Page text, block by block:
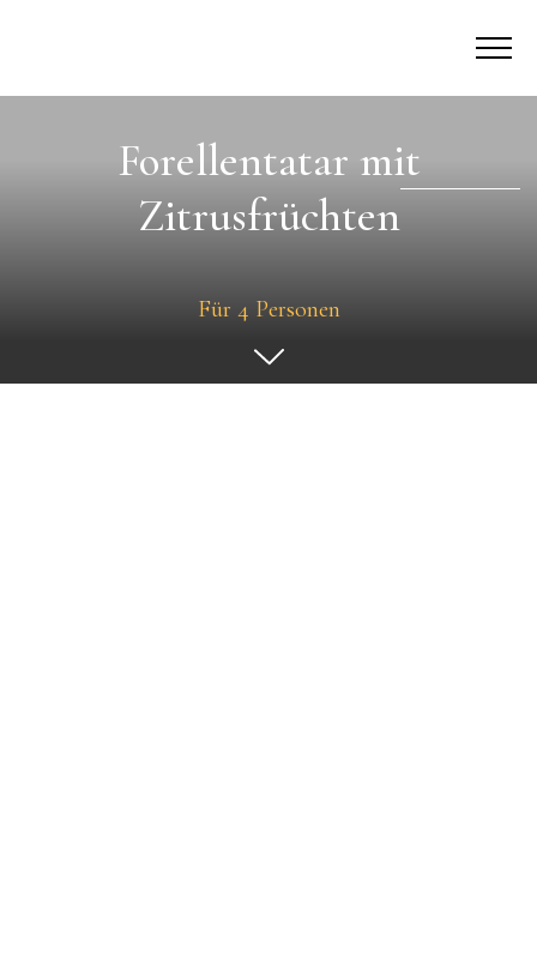
Forellentatar mit
Zitrusfrüchten
Für 4 Personen